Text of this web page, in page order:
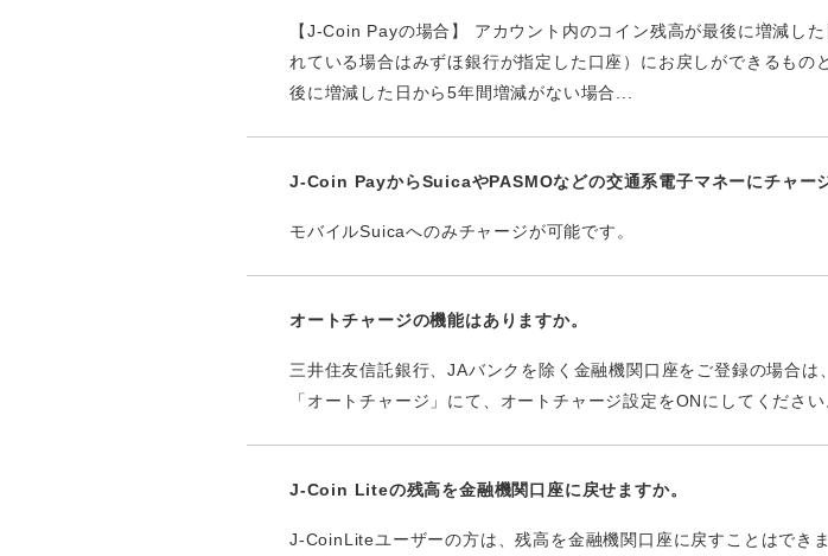
【J-Coin Payの場合】 アカウント内のコイン残高が最後に増減し
れている場合はみずほ銀行が指定した口座）にお戻しができるも
後に増減した日から5年間増減がない場合...
J-Coin PayからSuicaやPASMOなどの交通系電子マネーにチャー
モバイルSuicaへのみチャージが可能です。
オートチャージの機能はありますか。
三井住友信託銀行、JAバンクを除く金融機関口座をご登録の場合
「オートチャージ」にて、オートチャージ設定をONにしてください
J-Coin Liteの残高を金融機関口座に戻せますか。
J-CoinLiteユーザーの方は、残高を金融機関口座に戻すことはでき